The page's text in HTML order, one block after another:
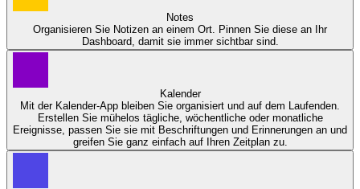
Notes
Organisieren Sie Notizen an einem Ort. Pinnen Sie diese an Ihr
Dashboard, damit sie immer sichtbar sind.
Kalender
Mit der Kalender-App bleiben Sie organisiert und auf dem Laufenden.
Erstellen Sie mühelos tägliche, wöchentliche oder monatliche
Ereignisse, passen Sie sie mit Beschriftungen und Erinnerungen an und
greifen Sie ganz einfach auf Ihren Zeitplan zu.